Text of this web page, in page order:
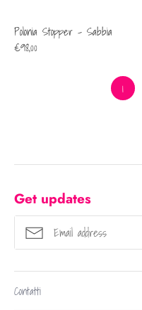
Polonia Stopper - Sabbia
€98,00
1
Get updates
Contatti